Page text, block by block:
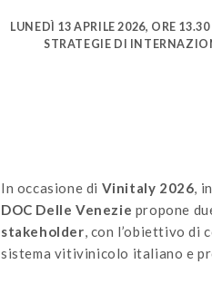
LUNEDÌ 13 APRILE 2026, ORE
STRATEGIE DI
In occasione di Vinitaly 2026,
DOC Delle Venezie propone
stakeholder, con l’obiettivo di
sistema vitivinicolo italiano e